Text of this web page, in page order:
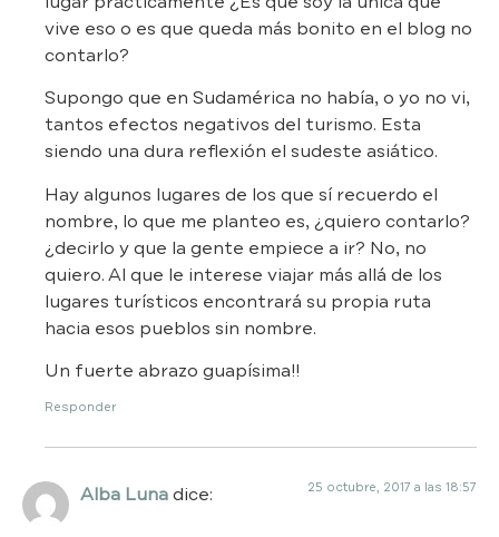
vive eso o es que queda más bonito en el blog no
contarlo?
Supongo que en Sudamérica no había, o yo no vi,
tantos efectos negativos del turismo. Esta
siendo una dura reflexión el sudeste asiático.
Hay algunos lugares de los que sí recuerdo el
nombre, lo que me planteo es, ¿quiero contarlo?
¿decirlo y que la gente empiece a ir? No, no
quiero. Al que le interese viajar más allá de los
lugares turísticos encontrará su propia ruta
hacia esos pueblos sin nombre.
Un fuerte abrazo guapísima!!
Responder
Alba Lunadice: 25 octubre, 2017 a las 18:57